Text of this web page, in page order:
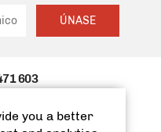
ÚNASE
603
you a better